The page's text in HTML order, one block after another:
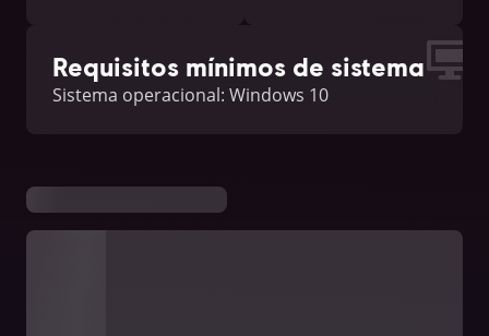
Requisitos mínimos de sistema
Sistema operacional: Windows 10